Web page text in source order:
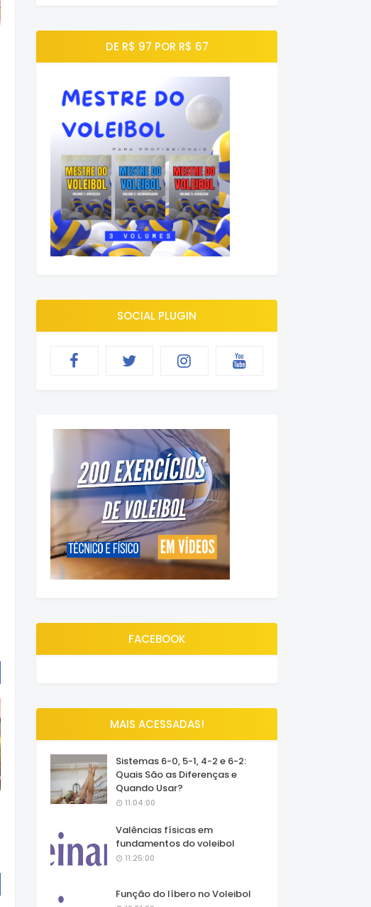
DE R$ 97 POR R$ 67
SOCIAL PLUGIN
FACEBOOK
MAIS ACESSADAS!
Sistemas 6-0, 5-1, 4-2 e 6-2:
Quais São as Diferenças e
Quando Usar?
11:04:00
Valências físicas em
fundamentos do voleibol
11:25:00
Função do líbero no Voleibol